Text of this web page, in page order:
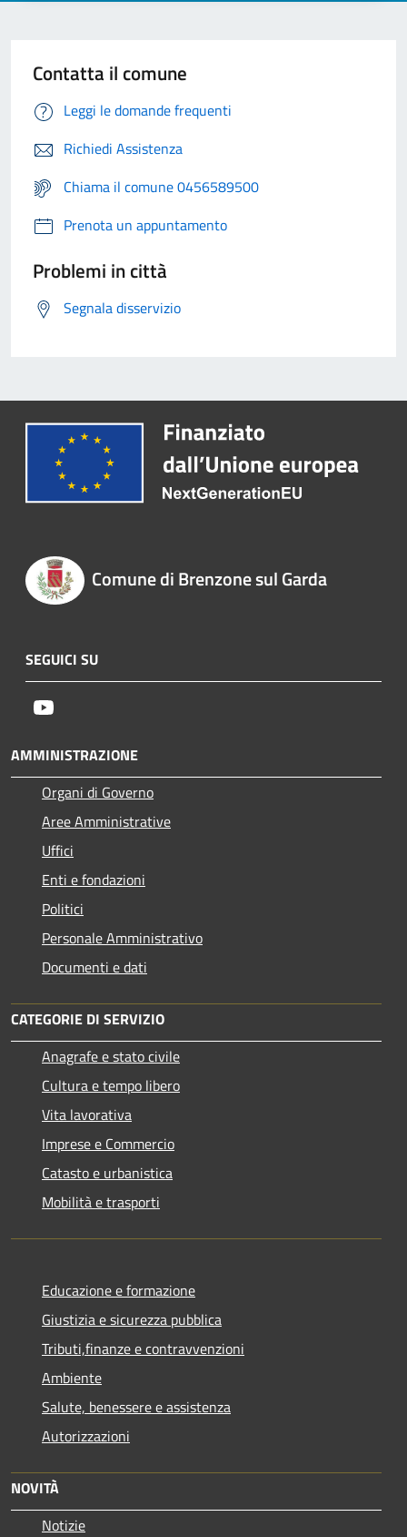
Contatta il comune
Leggi le domande frequenti
Richiedi Assistenza
Chiama il comune 0456589500
Prenota un appuntamento
Problemi in città
Segnala disservizio
Comune di Brenzone sul Garda
SEGUICI SU
AMMINISTRAZIONE
Organi di Governo
Aree Amministrative
Uffici
Enti e fondazioni
Politici
Personale Amministrativo
Documenti e dati
CATEGORIE DI SERVIZIO
Anagrafe e stato civile
Cultura e tempo libero
Vita lavorativa
Imprese e Commercio
Catasto e urbanistica
Mobilità e trasporti
Educazione e formazione
Giustizia e sicurezza pubblica
Tributi,finanze e contravvenzioni
Ambiente
Salute, benessere e assistenza
Autorizzazioni
NOVITÀ
Notizie